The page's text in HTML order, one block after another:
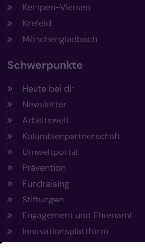
Kempen-Viersen
Krefeld
Mönchengladbach
Schwerpunkte
Heute bei dir
Newsletter
Arbeitswelt
Kolumbienpartnerschaft
Umweltportal
Prävention
Fundraising
Stiftungen
Engagement und Ehrenamt
Innovationsplattform